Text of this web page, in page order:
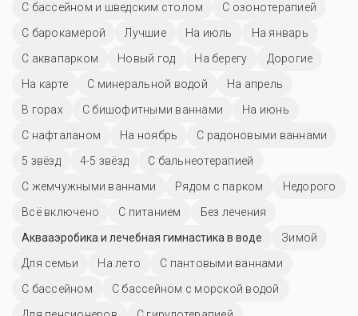
С бассейном и шведским столом
С озонотерапией
С барокамерой
Лучшие На июль
На январь
С аквапарком
Новый год На берегу
Дорогие
На карте
С минеральной водой
На апрель
В горах
С бишофитными ваннами
На июнь
С нафталаном
На ноябрь
С радоновыми ваннами
5 звёзд
4-5 звёзд
С бальнеотерапией
С жемчужными ваннами
Рядом с парком
Недорого
Всё включено
С питанием
Без лечения
Аквааэробика и лечебная гимнастика в воде
Зимой
Для семьи
На лето
С пантовыми ваннами
C бассейном
С бассейном с морской водой